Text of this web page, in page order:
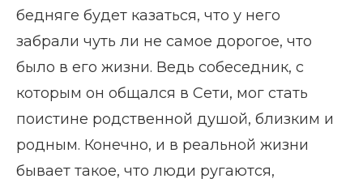
бедняге будет казаться, что у него
забрали чуть ли не самое дорогое, что
было в его жизни. Ведь собеседник, с
которым он общался в Сети, мог стать
поистине родственной душой, близким и
родным. Конечно, и в реальной жизни
бывает такое, что люди ругаются,